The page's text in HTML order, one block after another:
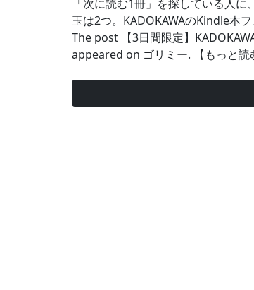
「次に読む1冊」を探している人
玉は2つ。KADOKAWAのKindle本
The post 【3日間限定】
appeared on ゴリミー. 【もっと読